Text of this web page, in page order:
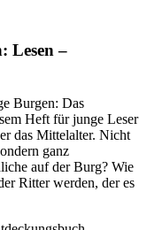
Lesen –
Burgen: Das
Heft für junge Leser
das Mittelalter. Nicht
ganz
auf der Burg? Wie
Ritter werden, der es